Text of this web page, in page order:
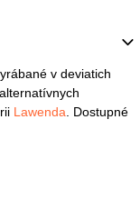
v deviatich
Lawenda . Dostupné